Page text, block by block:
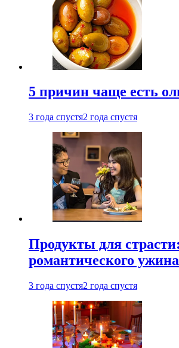
5 причин чаще есть
3 года спустя2 года спустя
Продукты для
романтического ужина
3 года спустя2 года спустя